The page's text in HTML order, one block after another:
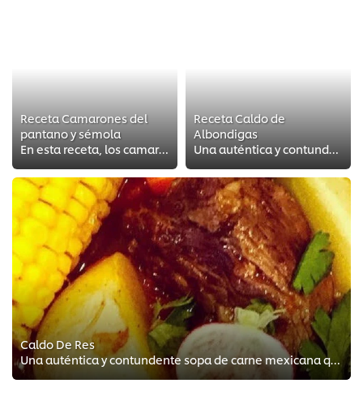
Receta Camarones del
pantano y sémola
En esta receta, los camarones, la sémola y el tocino se unen para obtener una explosión de sabor.
Receta Caldo de
Albondigas
Una auténtica y contundente sopa de albóndigas mexicana, típicamente elaborada con carne picada y yerba buena, servida con un c...
Caldo De Res
Una auténtica y contundente sopa de carne mexicana que se cocina a fuego lento con paleta de res o carne de costilla con hueso,...